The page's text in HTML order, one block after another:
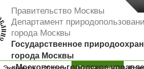
Правительство Москвы
Департамент
города Москвы
Государственное
города Москвы
«Московское городское